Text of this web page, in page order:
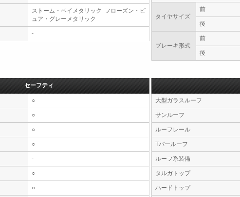
ストーム・ベイメタリック フローズン・ピ
ュア・グレーメタリック
-
タイヤサイズ
前
後
ブレーキ形式
前
後
セーフティ
○
○
○
○
-
○
○
大型ガラスルーフ
サンルーフ
ルーフレール
Tバールーフ
ルーフ系装備
タルガトップ
ハードトップ